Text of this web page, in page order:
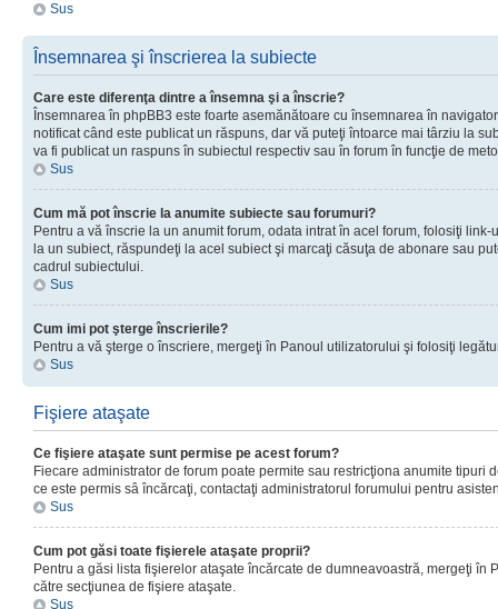
Sus
Însemnarea şi înscrierea la subiecte
Care este diferenţa dintre a însemna şi a înscrie?
Însemnarea în phpBB3 este foarte asemănătoare cu însemnarea în
notificat când este publicat un răspuns, dar vă puteţi întoarce mai târziu la
va fi publicat un raspuns în subiectul respectiv sau în forum în funcţie de
Sus
Cum mă pot înscrie la anumite subiecte sau forumuri?
Pentru a vă înscrie la un anumit forum, odata intrat în acel forum, folosiţi
la un subiect, răspundeţi la acel subiect şi marcaţi căsuţa de abonare sau
cadrul subiectului.
Sus
Cum imi pot şterge înscrierile?
Pentru a vă şterge o înscriere, mergeţi în Panoul utilizatorului şi folosiţi
Sus
Fişiere ataşate
Ce fişiere ataşate sunt permise pe acest forum?
Fiecare administrator de forum poate permite sau restricţiona anumite tipuri
ce este permis sâ încărcaţi, contactaţi administratorul forumului pentru
Sus
Cum pot găsi toate fişierele ataşate proprii?
Pentru a găsi lista fişierelor ataşate încărcate de dumneavoastră, mergeţi în
către secţiunea de fişiere ataşate.
Sus